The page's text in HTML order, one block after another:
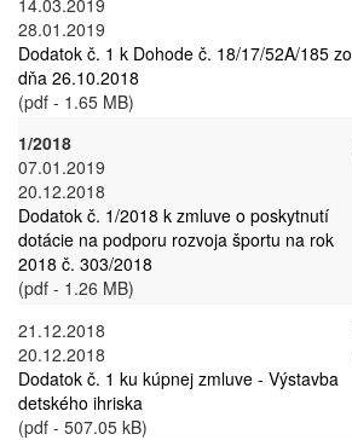
14.03.2019
28.01.2019
Dodatok č. 1 k Dohode č. 18/17/52A/185 zo
dňa 26.10.2018
(pdf - 1.65 MB)
1/2018
07.01.2019
20.12.2018
Dodatok č. 1/2018 k zmluve o poskytnutí
dotácie na podporu rozvoja športu na rok
2018 č. 303/2018
(pdf - 1.26 MB)
21.12.2018
20.12.2018
Dodatok č. 1 ku kúpnej zmluve - Výstavba
detského ihriska
(pdf - 507.05 kB)